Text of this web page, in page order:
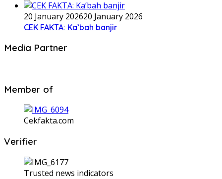
20 January 202620 January 2026
CEK FAKTA: Ka’bah banjir
Media Partner
Member of
Cekfakta.com
Verifier
Trusted news indicators